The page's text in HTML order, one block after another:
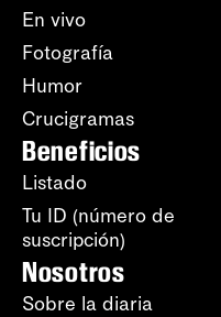
En vivo
Fotografía
Humor
Crucigramas
Beneficios
Listado
Tu ID (número de
suscripción)
Nosotros
Sobre la diaria